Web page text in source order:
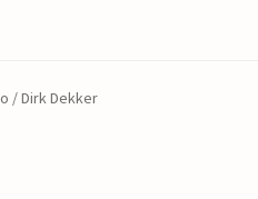
/ Dirk Dekker